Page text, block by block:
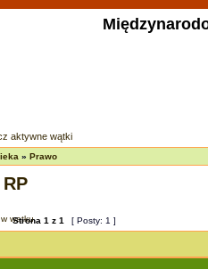
aktywne wątki
» Prawo
Strona 1 z 1 [ Posty: 1 ]